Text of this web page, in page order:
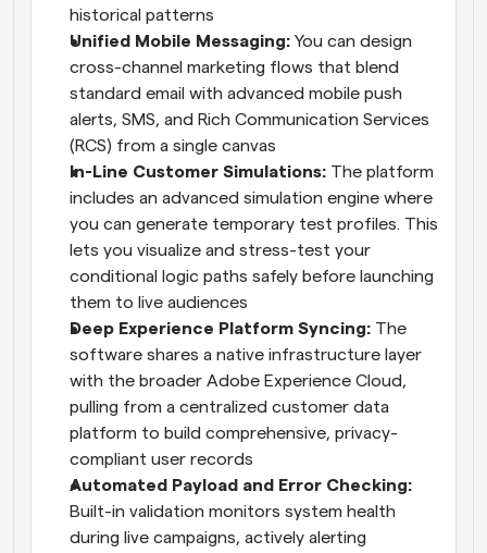
historical patterns
Unified Mobile Messaging: You can design
cross-channel marketing flows that blend
standard email with advanced mobile push
alerts, SMS, and Rich Communication Services
(RCS) from a single canvas
In-Line Customer Simulations: The platform
includes an advanced simulation engine where
you can generate temporary test profiles. This
lets you visualize and stress-test your
conditional logic paths safely before launching
them to live audiences
Deep Experience Platform Syncing: The
software shares a native infrastructure layer
with the broader Adobe Experience Cloud,
pulling from a centralized customer data
platform to build comprehensive, privacy-
compliant user records
Built-in validation monitors system health
during live campaigns, actively alerting